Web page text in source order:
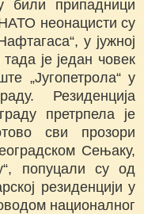
били припадници
неонацисти су
у јужној
је један човек
„Југопетрола“ у
Резиденција
претрпела је
сви прозори
Сењаку,
попуцали су од
резиденцији у
националног